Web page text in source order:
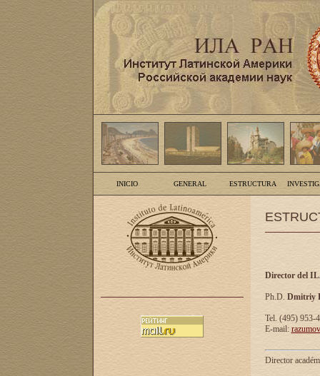
INICIO GENERAL ESTRUCTURA
Director del
Ph.D. Dmitriy
Tel. (495) 953-
E-mail:
Director